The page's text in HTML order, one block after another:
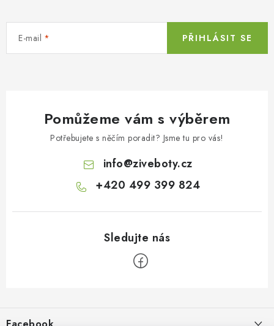
E-mail PŘIHLÁSIT SE
Pomůžeme vám s výběrem
Potřebujete s něčím poradit? Jsme tu pro vás!
info@ziveboty.cz
+420 499 399 824